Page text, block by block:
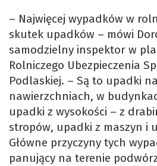
– Najwięcej wypadków w
skutek upadków – mówi
samodzielny inspektor w
Rolniczego Ubezpieczenia
Podlaskiej. – Są to upadki
nawierzchniach, w
upadki z wysokości – z
stropów, upadki z maszyn i
Główne przyczyny tych
panujący na terenie